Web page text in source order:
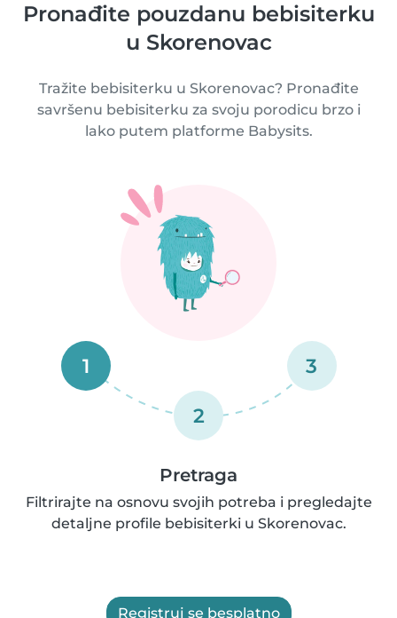
Pronađite pouzdanu bebisiterku
u Skorenovac
Tražite bebisiterku u Skorenovac? Pronađite
savršenu bebisiterku za svoju porodicu brzo i
lako putem platforme Babysits.
1
2
3
Pretraga
Filtrirajte na osnovu svojih potreba i pregledajte
detaljne profile bebisiterki u Skorenovac.
Registruj se besplatno